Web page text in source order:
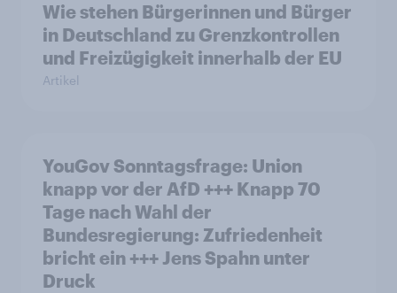
Wie stehen Bürgerinnen und Bürger
in Deutschland zu Grenzkontrollen
und Freizügigkeit innerhalb der EU
Artikel
YouGov Sonntagsfrage: Union
knapp vor der AfD +++ Knapp 70
Tage nach Wahl der
Bundesregierung: Zufriedenheit
bricht ein +++ Jens Spahn unter
Druck